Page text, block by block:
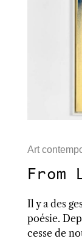
Art
From
Il y a des
poésie.
cesse de